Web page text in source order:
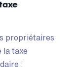
propriétaires
la taxe
: